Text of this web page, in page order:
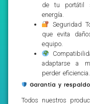
de tu portátil
energía.
Seguridad
que evita
equipo.
adaptarse a
perder eficiencia.
Garantía y
Todos nuestros